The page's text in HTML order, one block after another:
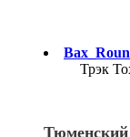
Трэк
Тюменский